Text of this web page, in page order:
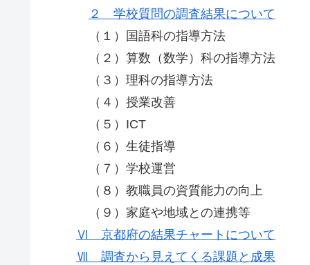
２ 学校質問の調査結果について
（１）国語科の指導方法
（２）算数（数学）科の指導方法
（３）理科の指導方法
（４）授業改善
（５）ICT
（６）生徒指導
（７）学校運営
（８）教職員の資質能力の向上
（９）家庭や地域との連携等
Ⅵ 京都府の結果チャートについて
Ⅶ 調査から見えてくる課題と成果